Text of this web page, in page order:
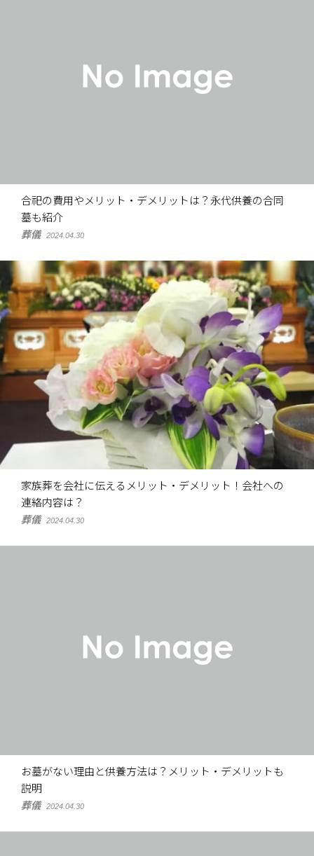
合祀の費用やメリット・デメリットは？永代供養の合同
墓も紹介
葬儀 2024.04.30
家族葬を会社に伝えるメリット・デメリット！会社への
連絡内容は？
葬儀 2024.04.30
お墓がない理由と供養方法は？メリット・デメリットも
説明
葬儀 2024.04.30